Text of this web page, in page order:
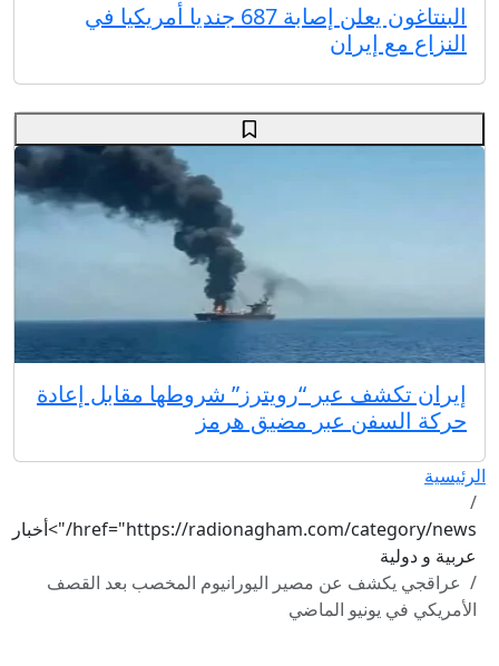
البنتاغون يعلن إصابة 687 جنديا أمريكيا في
النزاع مع إيران
إيران تكشف عبر “رويترز” شروطها مقابل إعادة
حركة السفن عبر مضيق هرمز
الرئيسية
href="https://radionagham.com/category/news/">أخبار
عربية و دولية
عراقجي يكشف عن مصير اليورانيوم المخصب بعد القصف
الأمريكي في يونيو الماضي